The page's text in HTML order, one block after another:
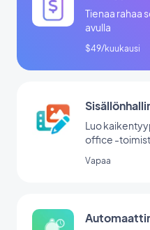
Tienaa rahaa
avulla
$49/kuukausi
Luo
office -
Vapaa